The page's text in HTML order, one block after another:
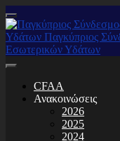
CFAA
Ανακοινώσεις
2026
2025
2024